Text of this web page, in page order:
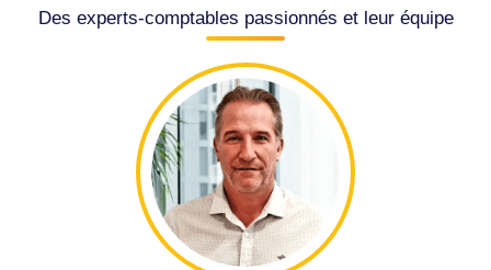
Des experts-comptables passionnés et leur équipe